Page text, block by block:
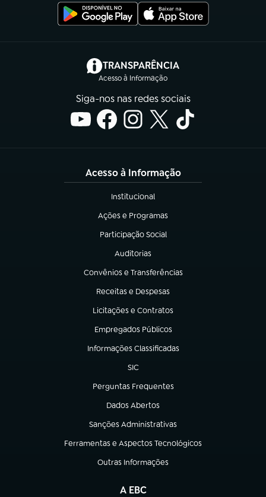
TRANSPARÊNCIA
Acesso à Informação
(abre em nova aba)
Siga-nos nas redes sociais
Acesso à Informação
Institucional
(abre em nova aba)
Ações e Programas
(abre em nova aba)
Participação Social
(abre em nova aba)
Auditorias
(abre em nova aba)
Convênios e Transferências
(abre em nova aba)
Receitas e Despesas
(abre em nova aba)
Licitações e Contratos
(abre em nova aba)
Empregados Públicos
(abre em nova aba)
Informações Classificadas
(abre em nova aba)
SIC
(abre em nova aba)
Perguntas Frequentes
(abre em nova aba)
Dados Abertos
(abre em nova aba)
Sanções Administrativas
(abre em nova aba)
Ferramentas e Aspectos Tecnológicos
(abre em nova aba)
Outras Informações
(abre em nova aba)
A EBC